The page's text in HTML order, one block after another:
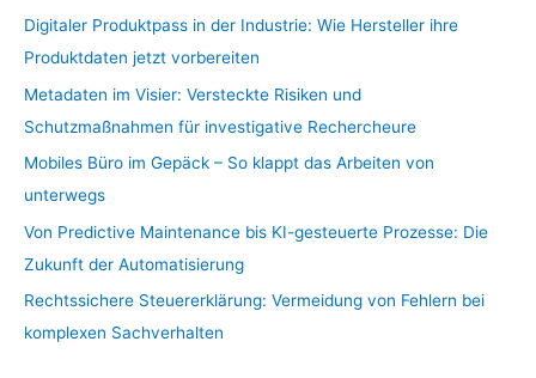
Digitaler Produktpass in der Industrie: Wie Hersteller ihre
Produktdaten jetzt vorbereiten
Metadaten im Visier: Versteckte Risiken und
Schutzmaßnahmen für investigative Rechercheure
Mobiles Büro im Gepäck – So klappt das Arbeiten von
unterwegs
Von Predictive Maintenance bis KI-gesteuerte Prozesse: Die
Zukunft der Automatisierung
Rechtssichere Steuererklärung: Vermeidung von Fehlern bei
komplexen Sachverhalten